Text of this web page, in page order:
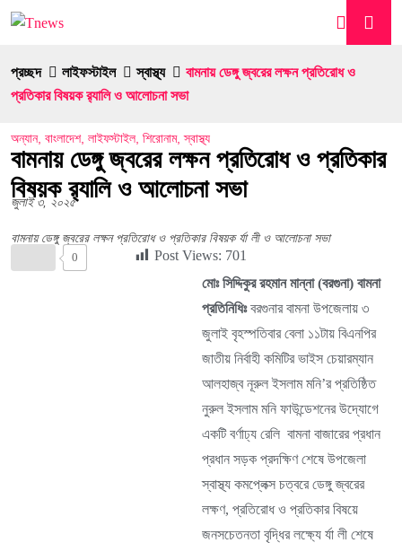
প্রচ্ছদ লাইফস্টাইল স্বাস্থ্য
বামনায় ডেঙ্গু জ্বরের লক্ষন প্রতিরোধ ও
প্রতিকার বিষয়ক র‍্যালি ও আলোচনা সভা
অন্যান, বাংলাদেশ, লাইফস্টাইল শিরোনাম,স্বাস্থ্য
বামনায় ডেঙ্গু জ্বরের লক্ষন প্রতিরোধ ও প্রতিকার
বিষয়ক র‍্যালি ও আলোচনা সভা
জুলাই ৩, ২০২৫
বামনায় ডেঙ্গু জ্বরের লক্ষন প্রতিরোধ ও প্রতিকার বিষয়ক র্যা লী ও আলোচনা সভা
0 Post Views: 701
মোঃ সিদ্দিকুর রহমান মান্না (বরগুনা) বামনা
প্রতিনিধিঃবরগুনার বামনা উপজেলায় ৩
জুলাই বৃহস্পতিবার বেলা ১১টায় বিএনপির
জাতীয় নির্বাহী কমিটির ভাইস চেয়ারম্যান
আলহাজ্ব নূরুল ইসলাম মনি’র প্রতিষ্ঠিত
নুরুল ইসলাম মনি ফাউন্ডেশনের উদ্যোগে
একটি বর্ণাঢ্য রেলি বামনা বাজারের প্রধান
প্রধান সড়ক প্রদক্ষিণ শেষে উপজেলা
স্বাস্থ্য কমপ্লেক্স চত্বরে ডেঙ্গু জ্বরের
লক্ষণ, প্রতিরোধ ও প্রতিকার বিষয়ে
জনসচেতনতা বৃদ্ধির লক্ষ্যে র্যা লী শেষে